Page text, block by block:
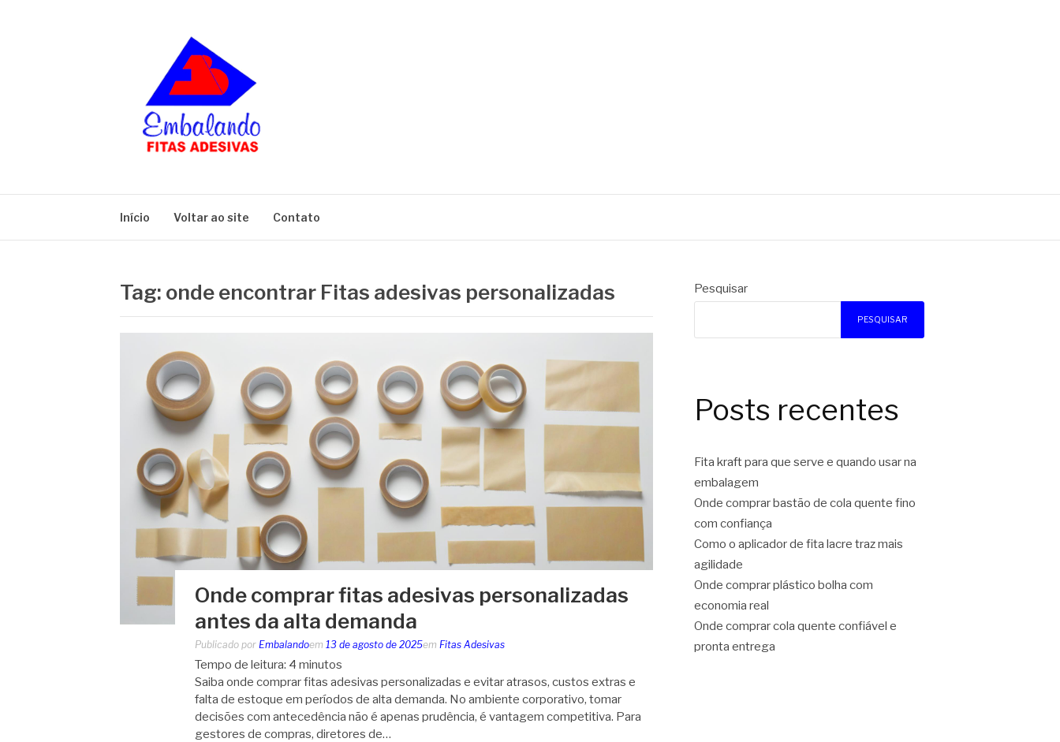
Início Voltar ao site Contato
Tag: onde encontrar Fitas adesivas personalizadas
Onde comprar fitas adesivas personalizadas
antes da alta demanda
Publicado por Embalandoem 13 de agosto de 2025em Fitas Adesivas
Tempo de leitura: 4 minutos
Saiba onde comprar fitas adesivas personalizadas e evitar atrasos, custos extras e
falta de estoque em períodos de alta demanda. No ambiente corporativo, tomar
decisões com antecedência não é apenas prudência, é vantagem competitiva. Para
gestores de compras, diretores de…
Pesquisar
PESQUISAR
Posts recentes
Fita kraft para que serve e quando usar na
embalagem
Onde comprar bastão de cola quente fino
com confiança
Como o aplicador de fita lacre traz mais
agilidade
Onde comprar plástico bolha com
economia real
Onde comprar cola quente confiável e
pronta entrega